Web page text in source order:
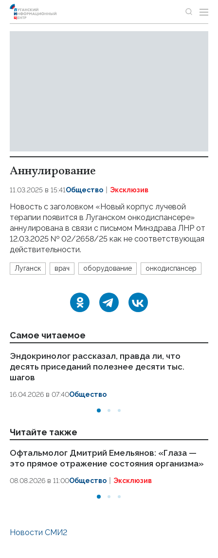
Аннулирование
11.03.2025 в 15:41Общество Эксклюзив
Новость с заголовком «Новый корпус лучевой
терапии появится в Луганском онкодиспансере»
аннулирована в связи с письмом Минздрава ЛНР от
12.03.2025 № 02/2658/25 как не соответствующая
действительности.
Луганск врач оборудование онкодиспансер
Самое читаемое
Эндокринолог рассказал, правда ли, что
десять приседаний полезнее десяти тыс.
шагов
16.04.2026 в 07:40Общество
Читайте также
Офтальмолог Дмитрий Емельянов: «Глаза —
это прямое отражение состояния организма»
08.08.2026 в 11:00Общество Эксклюзив
Новости СМИ2